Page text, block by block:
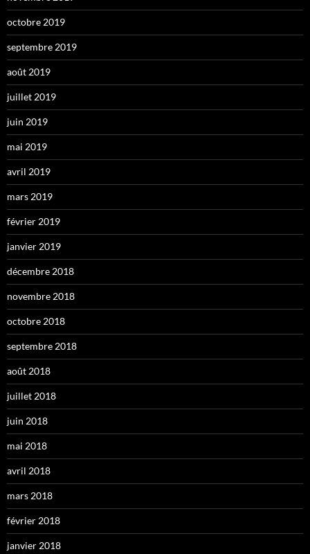
octobre 2019
septembre 2019
août 2019
juillet 2019
juin 2019
mai 2019
avril 2019
mars 2019
février 2019
janvier 2019
décembre 2018
novembre 2018
octobre 2018
septembre 2018
août 2018
juillet 2018
juin 2018
mai 2018
avril 2018
mars 2018
février 2018
janvier 2018